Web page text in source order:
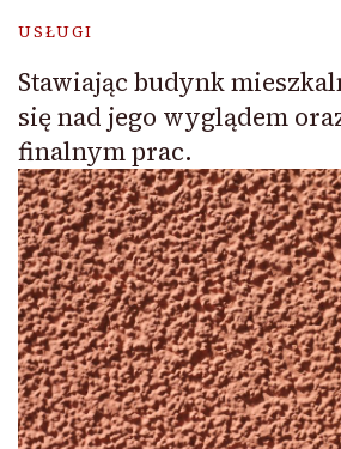
USŁUGI
Stawiając budynk
się nad jego wyglądem
finalnym prac.